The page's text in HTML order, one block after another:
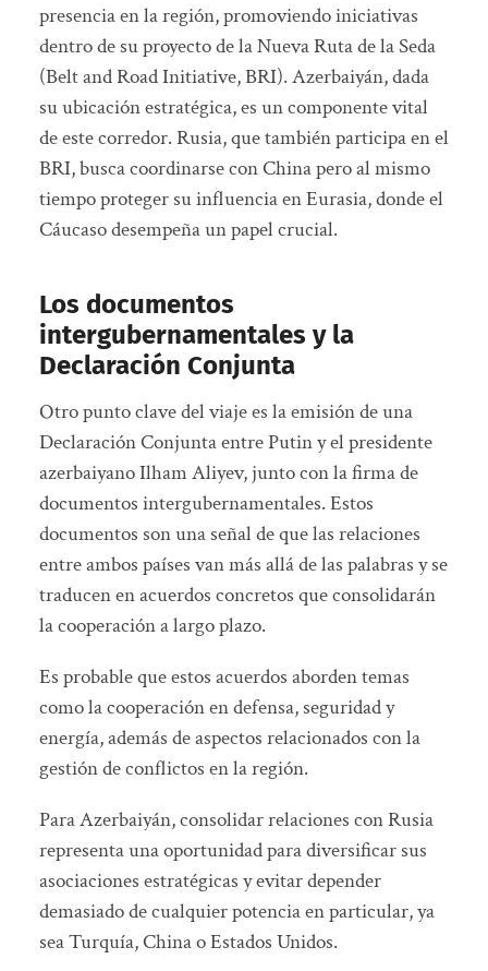
presencia en la región, promoviendo iniciativas
dentro de su proyecto de la Nueva Ruta de la Seda
(Belt and Road Initiative, BRI). Azerbaiyán, dada
su ubicación estratégica, es un componente vital
de este corredor. Rusia, que también participa en el
BRI, busca coordinarse con China pero al mismo
tiempo proteger su influencia en Eurasia, donde el
Cáucaso desempeña un papel crucial.
Los documentos
intergubernamentales y la
Declaración Conjunta
Otro punto clave del viaje es la emisión de una
Declaración Conjunta entre Putin y el presidente
azerbaiyano Ilham Aliyev, junto con la firma de
documentos intergubernamentales. Estos
documentos son una señal de que las relaciones
entre ambos países van más allá de las palabras y se
traducen en acuerdos concretos que consolidarán
la cooperación a largo plazo.
Es probable que estos acuerdos aborden temas
como la cooperación en defensa, seguridad y
energía, además de aspectos relacionados con la
gestión de conflictos en la región.
Para Azerbaiyán, consolidar relaciones con Rusia
representa una oportunidad para diversificar sus
asociaciones estratégicas y evitar depender
demasiado de cualquier potencia en particular, ya
sea Turquía, China o Estados Unidos.